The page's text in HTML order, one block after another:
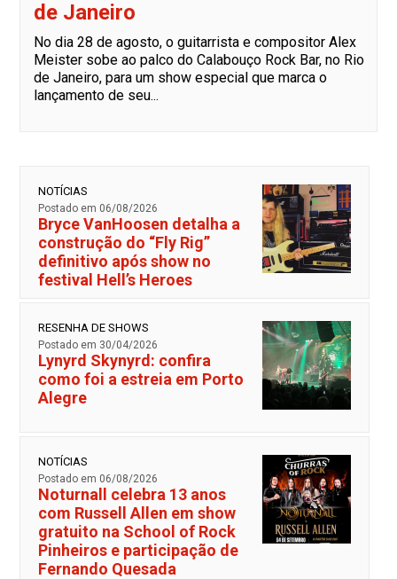
de Janeiro
No dia 28 de agosto, o guitarrista e compositor Alex
Meister sobe ao palco do Calabouço Rock Bar, no Rio
de Janeiro, para um show especial que marca o
lançamento de seu...
NOTÍCIAS
Postado em 06/08/2026
Bryce VanHoosen detalha a
construção do “Fly Rig”
definitivo após show no
festival Hell’s Heroes
RESENHA DE SHOWS
Postado em 30/04/2026
Lynyrd Skynyrd: confira
como foi a estreia em Porto
Alegre
NOTÍCIAS
Postado em 06/08/2026
Noturnall celebra 13 anos
com Russell Allen em show
gratuito na School of Rock
Pinheiros e participação de
Fernando Quesada